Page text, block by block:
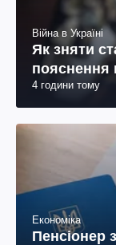
Війна в Україні
Як зняти
пояснення
4 години тому
Економіка
Пенсіонер